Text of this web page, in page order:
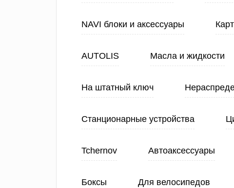
NAVI блоки и аксессуары
AUTOLIS Масла и жидкости
На штатный ключ
Станционарные устройства
Tchernov Автоаксессуары
Боксы Для велосипедов